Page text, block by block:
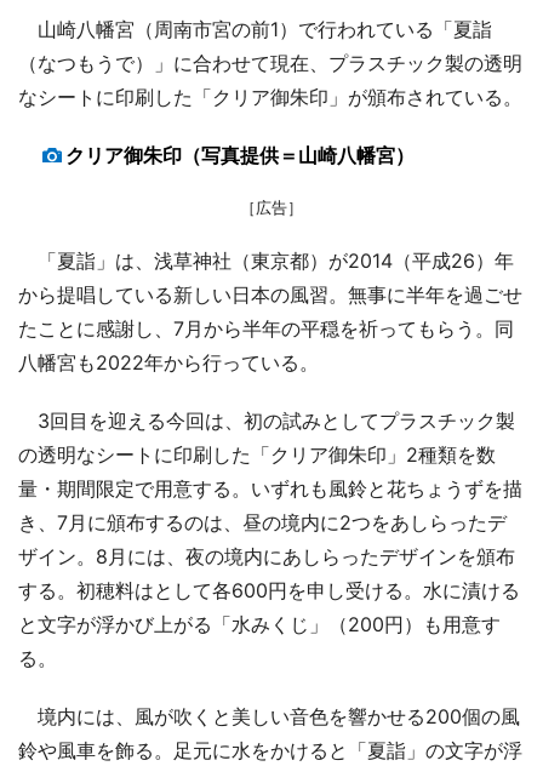
山崎八幡宮（周南市宮の前1）で行われている「夏詣
（なつもうで）」に合わせて現在、プラスチック製の透明
なシートに印刷した「クリア御朱印」が頒布されている。
クリア御朱印（写真提供＝山崎八幡宮）
［広告］
「夏詣」は、浅草神社（東京都）が2014（平成26）年
から提唱している新しい日本の風習。無事に半年を過ごせ
たことに感謝し、7月から半年の平穏を祈ってもらう。同
八幡宮も2022年から行っている。
3回目を迎える今回は、初の試みとしてプラスチック製
の透明なシートに印刷した「クリア御朱印」2種類を数
量・期間限定で用意する。いずれも風鈴と花ちょうずを描
き、7月に頒布するのは、昼の境内に2つをあしらったデ
ザイン。8月には、夜の境内にあしらったデザインを頒布
する。初穂料はとして各600円を申し受ける。水に漬ける
と文字が浮かび上がる「水みくじ」（200円）も用意す
る。
境内には、風が吹くと美しい音色を響かせる200個の風
鈴や風車を飾る。足元に水をかけると「夏詣」の文字が浮